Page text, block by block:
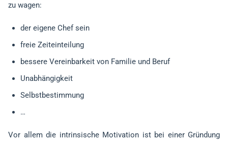
zu wagen:
der eigene Chef sein
freie Zeiteinteilung
bessere Vereinbarkeit von Familie und Beruf
Unabhängigkeit
Selbstbestimmung
…
Vor allem die intrinsische Motivation ist bei einer Gründung